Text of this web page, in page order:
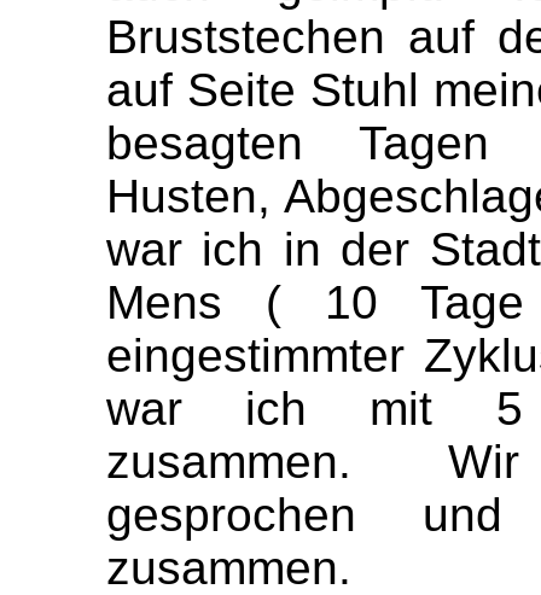
Bruststechen auf
auf Seite Stuhl
besagten
Husten,
war ich in der
Mens ( 10
eingestimmter
war ich mit 5
zusammen.
gesprochen
zusammen.